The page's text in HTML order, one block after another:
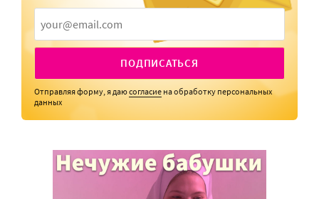
ПОДПИСАТЬСЯ
Отправляя форму, я даюсогласие на обработку персональных
данных